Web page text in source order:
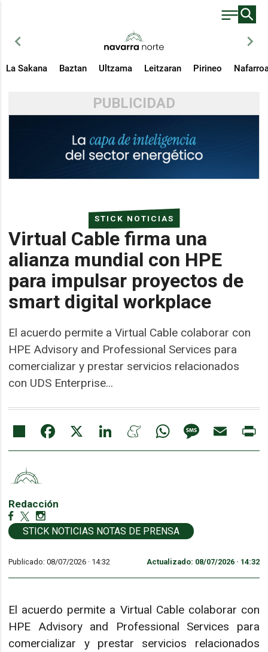
chevron_left chevron_right
La Sakana Baztan Ultzama Leitzaran Pirineo
PUBLICIDAD
STICK NOTICIAS
Virtual Cable firma una
alianza mundial con HPE
para impulsar proyectos de
smart digital workplace
El acuerdo permite a Virtual Cable colaborar con
HPE Advisory and Professional Services para
comercializar y prestar servicios relacionados
con UDS Enterprise...
Share Facebook LinkedIn MeneameWhatsAppMessageEmail
Redacción
STICK NOTICIAS NOTAS DE PRENSA
Publicado: 08/07/2026 · 14:32 Actualizado: 08/07/2026 · 14:32
El acuerdo permite a Virtual Cable colaborar con
HPE Advisory and Professional Services para
comercializar y prestar servicios relacionados